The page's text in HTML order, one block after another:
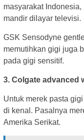
masyarakat
mandir dilayar televisi.
GSK Sensodyne
memutihkan gigi juga
pada gigi sensitif.
3. Colgate advanced
Untuk merek pasta
di kenal. Pasalnya
Amerika Serikat.